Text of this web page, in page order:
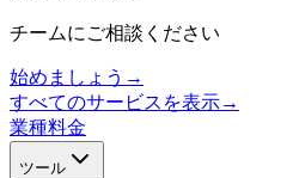
チームにご相談ください
始めましょう →
すべてのサービスを表示→
業種料金
ツール